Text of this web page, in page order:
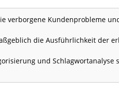
verborgene Kundenprobleme
die Ausführlichkeit der
und Schlagwortanalyse